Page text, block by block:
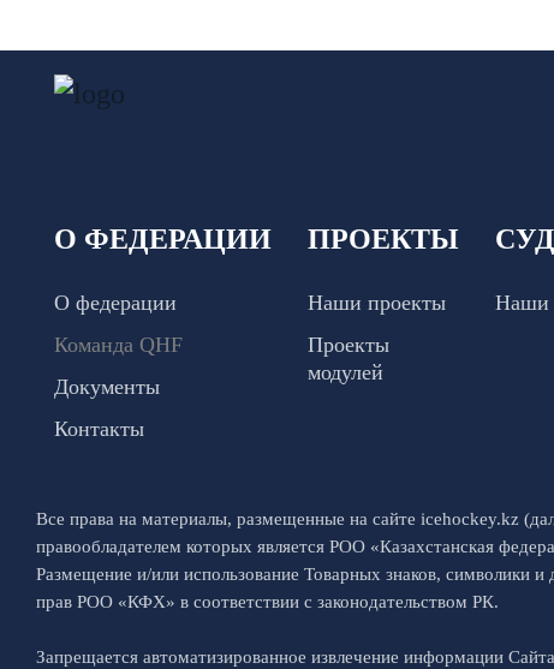
О ФЕДЕРАЦИИ
О федерации
Команда QHF
Документы
Контакты
ПРОЕКТЫ
Наши проекты
Проекты
модулей
Наши
Все права на материалы, размещенные на сайте icehockey.kz
правообладателем которых является РОО «Казахстанская
Размещение и/или использование Товарных знаков, символики
прав РОО «КФХ» в соответствии с законодательством РК.
Запрещается автоматизированное извлечение информации